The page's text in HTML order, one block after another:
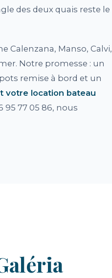
des deux quais reste le
Calenzana, Manso, Calvi,
Notre promesse : un
remise à bord et un
votre location bateau
77 05 86, nous